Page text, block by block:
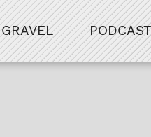
GRAVEL PODCAST